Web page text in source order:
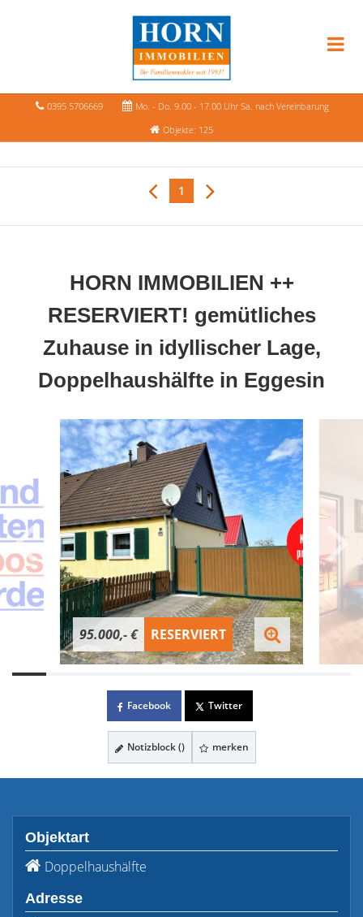
0395 5706669
Mo. - Do. 9.00 - 17.00 Uhr Sa. nach Vereinbarung
Objekte: 125
1
HORN IMMOBILIEN ++
RESERVIERT! gemütliches
Zuhause in idyllischer Lage,
Doppelhaushälfte in Eggesin
95.000,- € RESERVIERT
Facebook Twitter
Notizblock () merken
Objektart
Doppelhaushälfte
Adresse